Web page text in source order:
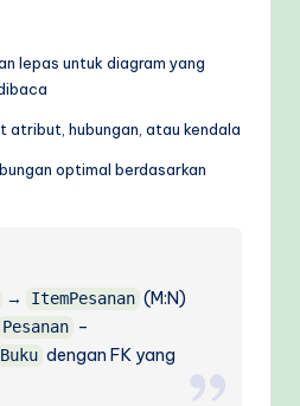
lepas untuk diagram yang
atribut, hubungan, atau kendala
optimal berdasarkan
→ ItemPesanan (M:N)
Pesanan –
Buku dengan FK yang